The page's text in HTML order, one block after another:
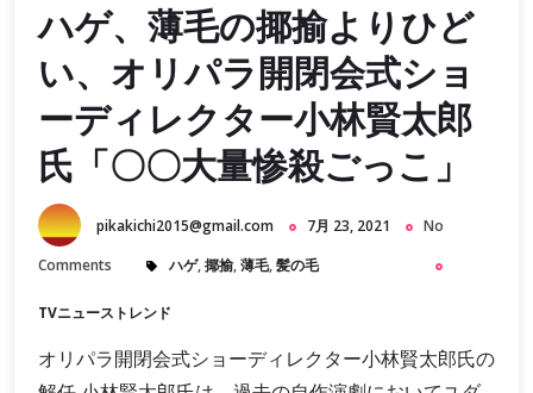
ハゲ、薄毛の揶揄よりひど
い、オリパラ開閉会式ショ
ーディレクター小林賢太郎
氏「〇〇大量惨殺ごっこ」
pikakichi2015@gmail.com 7月 23, 2021
No
Comments
ハゲ,揶揄,薄毛,髪の毛
TVニューストレンド
オリパラ開閉会式ショーディレクター小林賢太郎氏の